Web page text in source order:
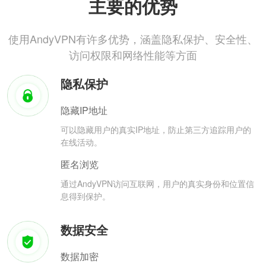
主要的优势
使用AndyVPN有许多优势，涵盖隐私保护、安全性、
访问权限和网络性能等方面
隐私保护
隐藏IP地址
可以隐藏用户的真实IP地址，防止第三方追踪用户的
在线活动。
匿名浏览
通过AndyVPN访问互联网，用户的真实身份和位置信
息得到保护。
数据安全
数据加密